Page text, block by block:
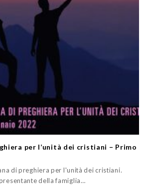
per l’unità dei cristiani – Primo
di preghiera per l'unità dei cristiani.
della famiglia…